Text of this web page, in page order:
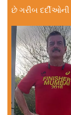
છે ગરીબ દર્દીઓની